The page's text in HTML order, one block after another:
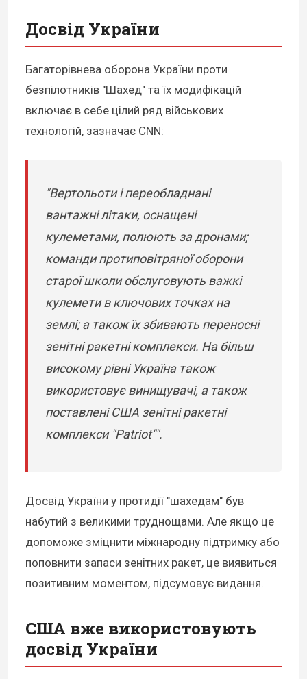
Досвід України
Багаторівнева оборона України проти
безпілотників "Шахед" та їх модифікацій
включає в себе цілий ряд військових
технологій, зазначає CNN:
"Вертольоти і переобладнані
вантажні літаки, оснащені
кулеметами, полюють за дронами;
команди протиповітряної оборони
старої школи обслуговують важкі
кулемети в ключових точках на
землі; а також їх збивають переносні
зенітні ракетні комплекси. На більш
високому рівні Україна також
використовує винищувачі, а також
поставлені США зенітні ракетні
комплекси "Patriot"".
Досвід України у протидії "шахедам" був
набутий з великими труднощами. Але якщо це
допоможе зміцнити міжнародну підтримку або
поповнити запаси зенітних ракет, це виявиться
позитивним моментом, підсумовує видання.
США вже використовують
досвід України